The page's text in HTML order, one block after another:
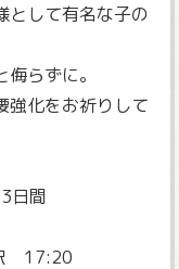
として有名な子の
らずに。
強化をお祈りして
日間
17:20